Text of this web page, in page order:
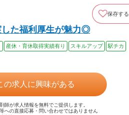
保存する
した福利厚生が魅力◎
産休・育休取得実績有り スキルアップ
駅チカ
の求人に興味がある
師が求人情報を無料でご提供します。
への直接応募・問い合わせではありません